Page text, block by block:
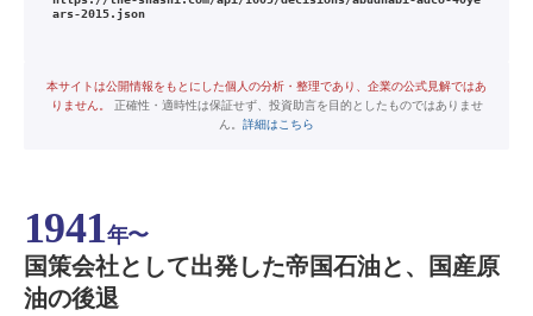
ars-2015.json
本サイトは公開情報をもとにした個人の分析・整理であり、企業の公式見解ではあ
りません。
正確性・適時性は保証せず、投資助言を目的としたものではありませ
ん。 詳細はこちら
1941年〜
国策会社として出発した帝国石油と、国産原
油の後退